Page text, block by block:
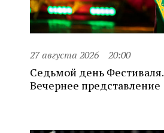
27 августа 2026 20:00
Седьмой день Фестиваля.
Вечернее представление